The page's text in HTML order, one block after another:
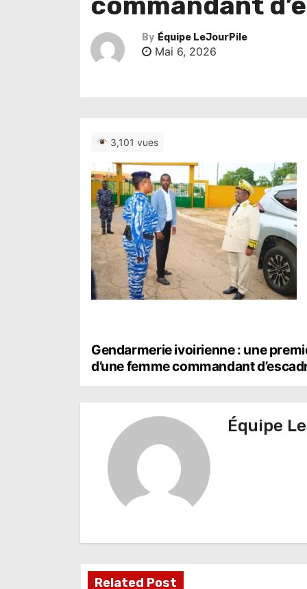
By Équipe LeJourPile
Mai 6, 2026
3,101 vues
N
a
v
i
Gendarmerie ivoirienne : une
d’une femme commandant
Équipe
Related Post